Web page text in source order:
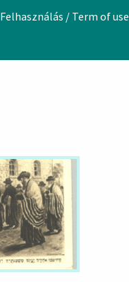
Felhasználás / Term of use